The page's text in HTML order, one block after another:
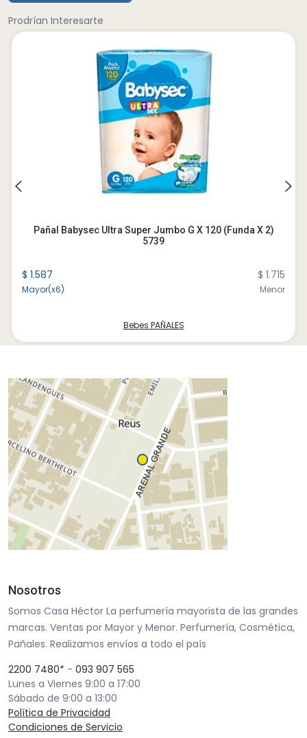
Prodrían Interesarte
Pañal Babysec Ultra Super Jumbo G X 120 (funda X 2)
5739
$ 1.587
Mayor(x6)
$ 1.715
Menor
Bebes PAÑALES
Nosotros
Somos Casa Héctor La perfumería mayorista de las grandes
marcas. Ventas por Mayor y Menor. Perfumería, Cosmética,
Pañales. Realizamos envíos a todo el país
2200 7480* - 093 907 565
Lunes a Viernes 9:00 a 17:00
Sábado de 9:00 a 13:00
Política de Privacidad
Condiciones de Servicio